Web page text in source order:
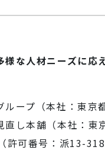
な人材ニーズに応
ープ（本社：東京
直し本舗（本社：
許可番号：派13-